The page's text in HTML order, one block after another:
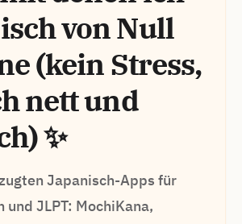
von Null
(kein Stress,
nett und
✨
Japanisch-Apps für
und JLPT: MochiKana,